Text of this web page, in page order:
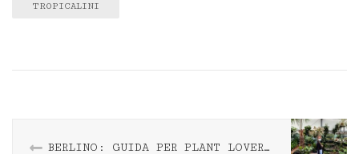
TROPICALINI
BERLINO: GUIDA PER PLANT LOVERS VIAGGIATORI